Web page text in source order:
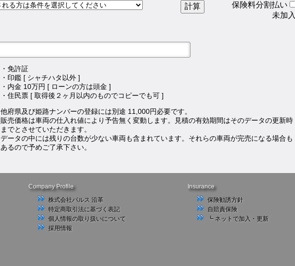
保険料分割払い
未加入
・免許証
・印鑑 [ シャチハタ以外 ]
・内金 10万円 [ ローンの方は頭金 ]
・住民票 [ 取得後２ヶ月以内のものでコピーでも可 ]
他府県及び姫路ナンバーの登録には別途 11,000円必要です。
販売価格は車両の仕入れ値により予告無く変動します。見積の有効期間はそのデータの更新時
までとさせていただきます。
データの中には残りの台数が少ない車両も含まれています。それらの車両が完売になる場合も
あるので予めご了承下さい。
Company Profile
株式会社パルス 沿革
特定商取引法に基づく表記
個人情報の取り扱いについて
採用情報
Insurance
保険勧誘方針
自賠責保険
┗ ネットで加入・更新